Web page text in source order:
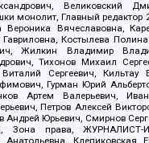
Великовский
монолит, Главный редактор
Вероника Вячеславовна,
Костылева
Жилкин Владимир
Тихонов Михаил
Сергеевич, Кильтау
Гурман Юрий
Артем Валерьевич,
Петров Алексей
Андрей Юрьевич, Смирнов
Зона права, ЖУРНАЛИСТ-
Клепиковская